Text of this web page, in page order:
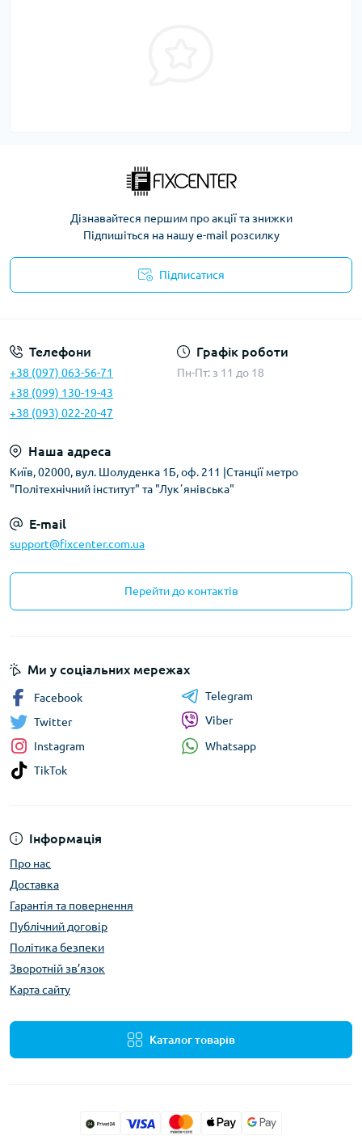
Дізнавайтеся першим про акції та знижки
Підпишіться на нашу e-mail розсилку
Підписатися
Телефони
+38 (097) 063-56-71
+38 (099) 130-19-43
+38 (093) 022-20-47
Графік роботи
Пн-Пт: з 11 до 18
Наша адреса
Київ, 02000, вул. Шолуденка 1Б, оф. 211 |Станції метро
"Політехнічний інститут" та "Лукʼянівська"
E-mail
support@fixcenter.com.ua
Перейти до контактів
Інформація
Про нас
Доставка
Гарантія та повернення
Публічний договір
Політика безпеки
Зворотній зв’язок
Карта сайту
Каталог товарів
Ми у соціальних мережах
Facebook
Twitter
Instagram
TikTok
Telegram
Viber
Whatsapp